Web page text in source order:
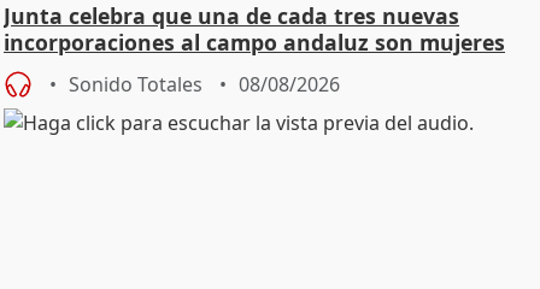
Junta celebra que una de cada tres nuevas
incorporaciones al campo andaluz son mujeres
jóvenes
Sonido Totales 08/08/2026